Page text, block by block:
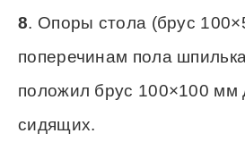
8. Опоры стола (брус
поперечинам пола
положил брус 100×100 мм
сидящих.